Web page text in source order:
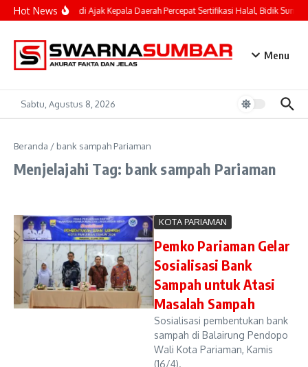
Lewati ke konten
Hot NewsMahyeldi Ajak Kepala Daerah Percepat Sertifikasi Halal, Bidik
Menu
Sabtu, Agustus 8, 2026
Beranda / bank sampah Pariaman
Menjelajahi Tag: bank sampah Pariaman
KOTA PARIAMAN
Pemko Pariaman Gelar
Sosialisasi Bank
Sampah untuk Atasi
Masalah Sampah
Sosialisasi pembentukan bank
sampah di Balairung Pendopo
Wali Kota Pariaman, Kamis
(16/4).